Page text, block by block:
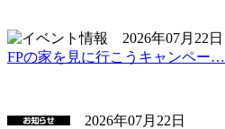
2026年07月22日
FPの家を見に行こうキャンペー…
2026年07月22日